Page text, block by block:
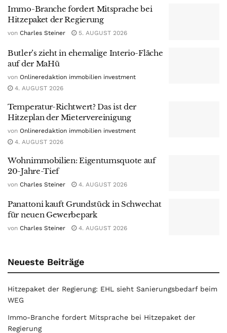
Immo-Branche fordert Mitsprache bei
Hitzepaket der Regierung
von Charles Steiner 5. AUGUST 2026
Butler’s zieht in ehemalige Interio-Fläche
auf der MaHü
von Onlineredaktion immobilien investment
4. AUGUST 2026
Temperatur-Richtwert? Das ist der
Hitzeplan der Mietervereinigung
von Onlineredaktion immobilien investment
4. AUGUST 2026
Wohnimmobilien: Eigentumsquote auf
20-Jahre-Tief
von Charles Steiner 4. AUGUST 2026
Panattoni kauft Grundstück in Schwechat
für neuen Gewerbepark
von Charles Steiner 4. AUGUST 2026
Neueste Beiträge
Hitzepaket der Regierung: EHL sieht Sanierungsbedarf beim
WEG
Immo-Branche fordert Mitsprache bei Hitzepaket der
Regierung